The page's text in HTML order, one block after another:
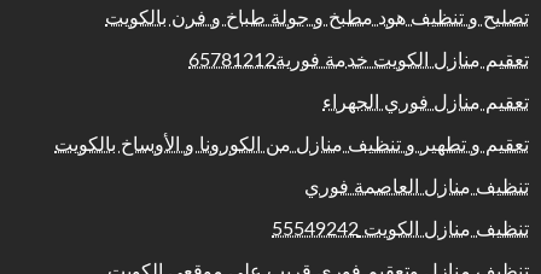
تصليح و تنظيف هود مطبخ و جولة طباخ و فرن بالكويت
تعقيم منازل الكويت خدمة فورية65781212
تعقيم منازل فوري الجهراء
تعقيم و تطهير و تنظيف منازل من الكورونا و الأوساخ بالكويت
تنظيف منازل العاصمة فوري
تنظيف منازل الكويت 55549242